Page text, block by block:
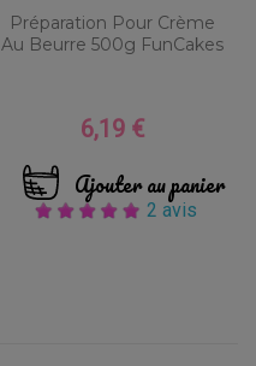
Préparation Pour Crème
Au Beurre 500g FunCakes
Prix
6,19 €
Ajouter au panier
2 avis